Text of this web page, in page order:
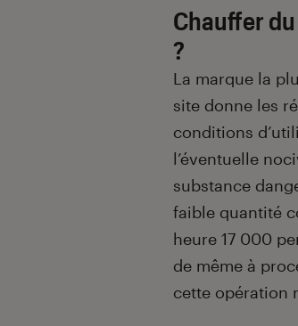
Chauffer
?
La marque la
site donne les
conditions
l’éventuelle
substance
faible quantité
heure 17 000
de même à
cette opération